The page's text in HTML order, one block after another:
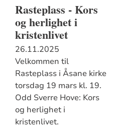
Rasteplass - Kors
og herlighet i
kristenlivet
26.11.2025
Velkommen til
Rasteplass i Åsane kirke
torsdag 19 mars kl. 19.
Odd Sverre Hove: Kors
og herlighet i
kristenlivet.